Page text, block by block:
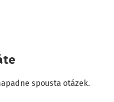
spousta otázek.